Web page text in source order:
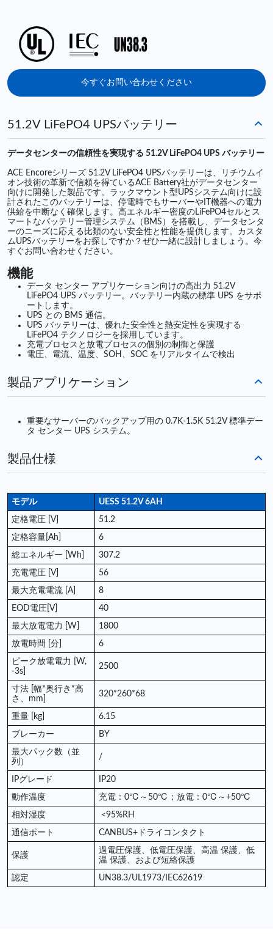
今すぐお問い合わせください
51.2V LiFePO4 UPSバッテリー
データセンターの信頼性を実現する 51.2V LiFePO4 UPS バッテリー
ACE Encoreシリーズ 51.2V LiFePO4 UPSバッテリーは、リチウムイ
オン技術の革新で信頼を得ているACE Battery社がデータセンター
向けに開発した製品です。ラックマウント型UPSシステム向けに設
計されたこのバッテリーは、停電時でもサーバーやIT機器への電力
供給を中断なく確保します。高エネルギー密度のLiFePO4セルとス
マートなバッテリー管理システム（BMS）を搭載し、データセンタ
ーのニーズに応える比類のない安全性と性能を提供します。カスタ
ムUPSバッテリーをお探しですか？ぜひ一緒に設計しましょう。今
すぐお問い合わせください。
機能
データ センター アプリケーション向けの高出力 51.2V
LiFePO4 UPS バッテリー。バッテリー内蔵の標準 UPS をサポ
ートします。
UPS との BMS 通信。
UPS バッテリーは、優れた安全性と熱安定性を実現する
LiFePO4 テクノロジーを採用しています。
充電プロセスと放電プロセスの個別の制御と保護
電圧、電流、温度、SOH、SOC をリアルタイムで検出
製品アプリケーション
重要なサーバーのバックアップ用の 0.7K-1.5K 51.2V 標準デー
タ センター UPS システム。
製品仕様
モデル UESS 51.2V 6AH
定格電圧 [V] 51.2
定格容量[Ah] 6
総エネルギー [Wh] 307.2
充電電圧 [V] 56
最大充電電流 [A] 8
EOD電​​圧[V] 40
最大放電電力 [W] 1800
放電時間 [分] 6
ピーク放電電力 [W,
-3s]
2500
寸法 [幅*奥行き*高
さ、mm]
320*260*68
重量 [kg] 6.15
ブレーカー BY
最大パック数（並
列）
/
IPグレード IP20
動作温度 充電：0℃～50℃；放電：0℃～+50℃
相対湿度 <95%RH
通信ポート CANBUS+ドライコンタクト
保護
過電圧保護、低電圧保護、高温 保護、低
温 保護、および短絡保護
認定 UN38.3/UL1973/IEC62619